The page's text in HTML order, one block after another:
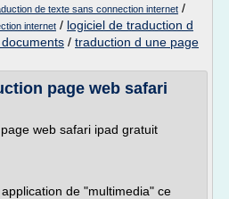
de texte sans connection internet /
internet / logiciel de traduction d
/ traduction d une page
page web safari
web safari ipad gratuit
de "multimedia" ce